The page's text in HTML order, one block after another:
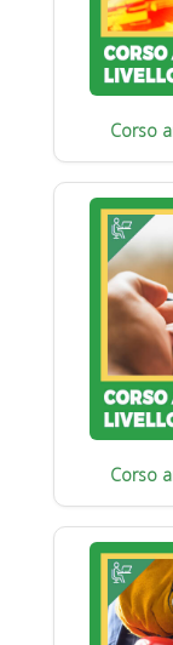
Corso
Corso